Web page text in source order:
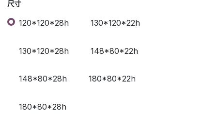
尺寸
120*120*28h 130*120*22h
130*120*28h 148*80*22h
148*80*28h 180*80*22h
180*80*28h